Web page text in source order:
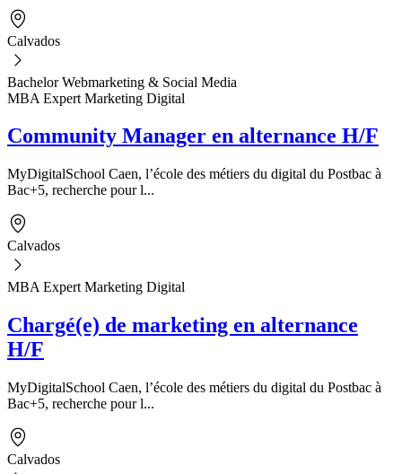
Calvados
Bachelor Webmarketing & Social Media
MBA Expert Marketing Digital
Community Manager en alternance H/F
MyDigitalSchool Caen, l’école des métiers du digital du Postbac à
Bac+5, recherche pour l...
Calvados
MBA Expert Marketing Digital
Chargé(e) de marketing en alternance
H/F
MyDigitalSchool Caen, l’école des métiers du digital du Postbac à
Bac+5, recherche pour l...
Calvados